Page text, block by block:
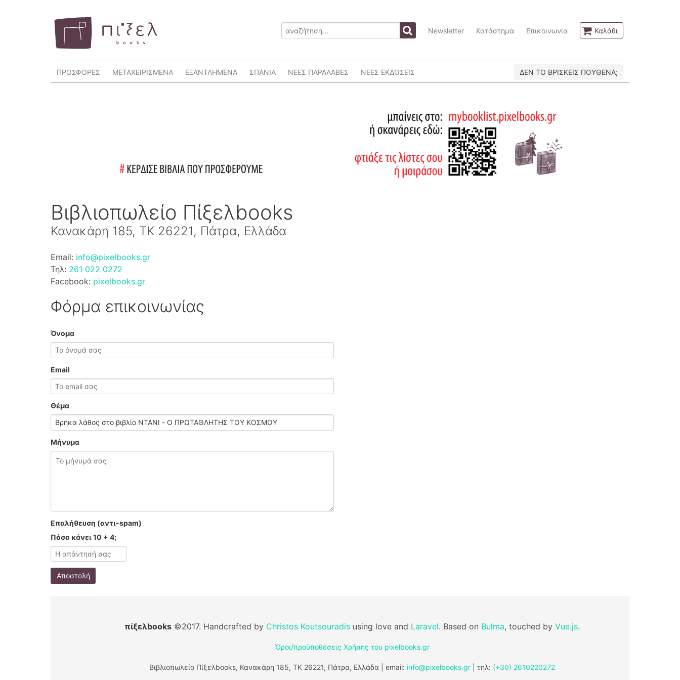
Newsletter Κατάστημα Επικοινωνία Καλάθι
ΠΡΟΣΦΟΡΕΣ ΜΕΤΑΧΕΙΡΙΣΜΕΝΑ ΕΞΑΝΤΛΗΜΕΝΑ ΣΠΑΝΙΑ ΝΕΕΣ ΠΑΡΑΛΑΒΕΣ ΝΕΕΣ ΕΚΔΟΣΕΙΣ ΔΕΝ ΤΟ ΒΡΙΣΚΕΙΣ ΠΟΥΘΕΝΑ;
Βιβλιοπωλείο Πίξελbooks
Κανακάρη 185, ΤΚ 26221, Πάτρα, Ελλάδα
Email: info@pixelbooks.gr
Τηλ: 261 022 0272
Facebook: pixelbooks.gr
Φόρμα επικοινωνίας
Όνομα
Email
Θέμα
Μήνυμα
Επαλήθευση (αντι-spam)
Πόσο κάνει 10 + 4;
Αποστολή
πίξελbooks ©2017. Handcrafted by Christos Koutsouradis using love and Laravel. Based on Bulma, touched by Vue.js.
Όροι/προϋποθέσεις Χρήσης του pixelbooks.gr
Βιβλιοπωλείο Πίξελbooks, Κανακάρη 185, ΤΚ 26221, Πάτρα, Ελλάδα | email: info@pixelbooks.gr | τηλ: (+30) 2610220272